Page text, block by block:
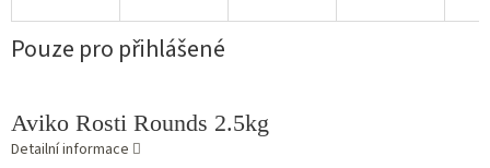
Pouze pro přihlášené
Aviko Rosti Rounds 2.5kg
Detailní informace